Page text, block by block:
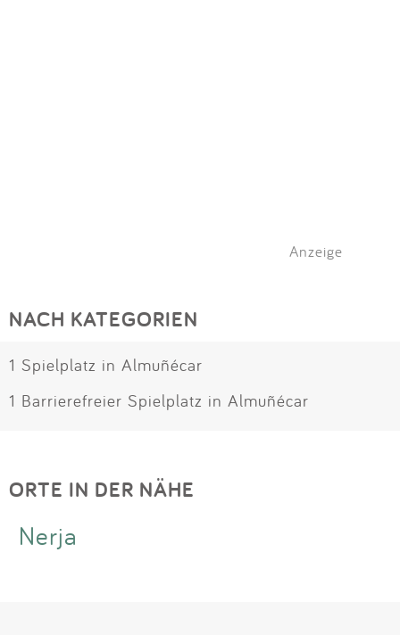
Anzeige
NACH KATEGORIEN
1 Spielplatz in Almuñécar
1 Barrierefreier Spielplatz in Almuñécar
ORTE IN DER NÄHE
Nerja